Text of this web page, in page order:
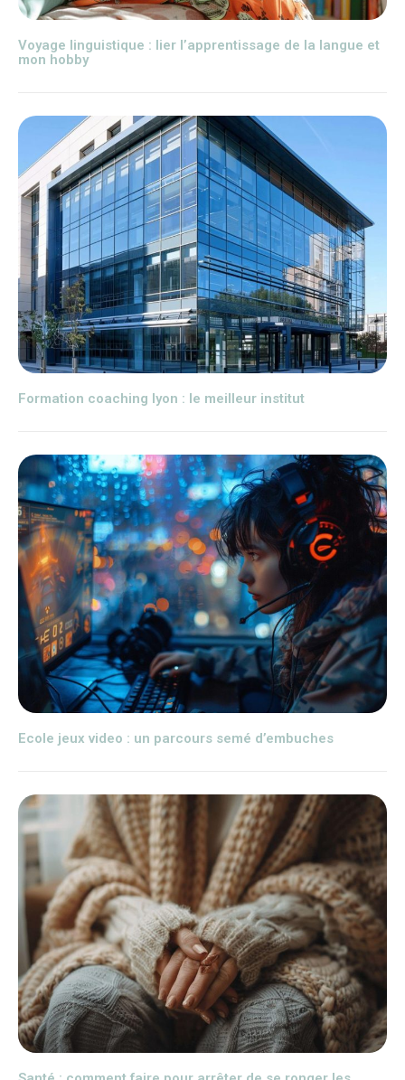
Voyage linguistique : lier l’apprentissage de la langue et
mon hobby
Formation coaching lyon : le meilleur institut
Ecole jeux video : un parcours semé d’embuches